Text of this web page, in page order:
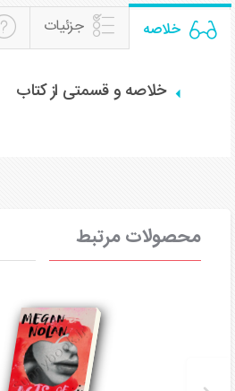
خلاصه جزئیات
خلاصه و قسمتی از کتاب
محصولات مرتبط